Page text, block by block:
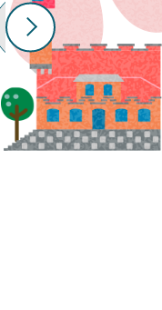
11月